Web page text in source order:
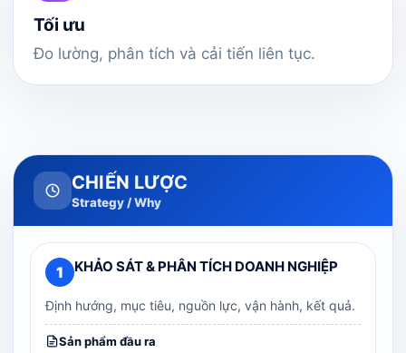
Tối ưu
Đo lường, phân tích và cải tiến liên tục.
CHIẾN LƯỢC
Strategy / Why
1 KHẢO SÁT & PHÂN TÍCH DOANH NGHIỆP
Định hướng, mục tiêu, nguồn lực, vận hành, kết quả.
Sản phẩm đầu ra